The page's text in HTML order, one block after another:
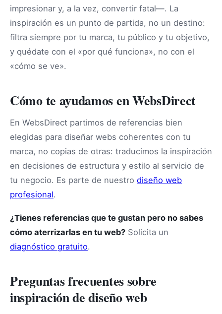
impresionar y, a la vez, convertir fatal—. La
inspiración es un punto de partida, no un destino:
filtra siempre por tu marca, tu público y tu objetivo,
y quédate con el «por qué funciona», no con el
«cómo se ve».
Cómo te ayudamos en WebsDirect
En WebsDirect partimos de referencias bien
elegidas para diseñar webs coherentes con tu
marca, no copias de otras: traducimos la inspiración
en decisiones de estructura y estilo al servicio de
tu negocio. Es parte de nuestro diseño web
profesional.
¿Tienes referencias que te gustan pero no sabes
cómo aterrizarlas en tu web? Solicita un
diagnóstico gratuito.
Preguntas frecuentes sobre
inspiración de diseño web